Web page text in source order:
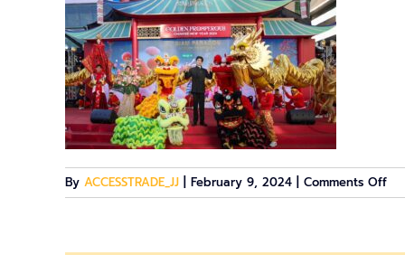
By ACCESSTRADE_JJ February 9, 2024 Comments Offon